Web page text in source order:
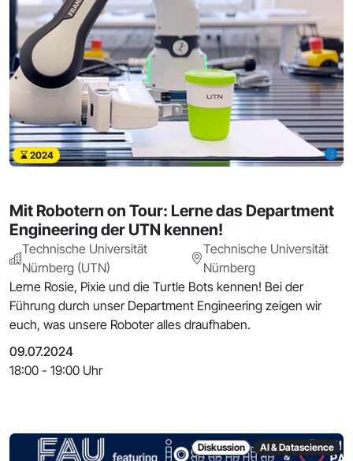
2024
Mit Robotern on Tour: Lerne das Department
Engineering der UTN kennen!
Technische Universität
Nürnberg (UTN)
Technische Universität
Nürnberg
Lerne Rosie, Pixie und die Turtle Bots kennen! Bei der
Führung durch unser Department Engineering zeigen wir
euch, was unsere Roboter alles draufhaben.
09.07.2024
18:00 - 19:00 Uhr
Diskussion AI & Datascience